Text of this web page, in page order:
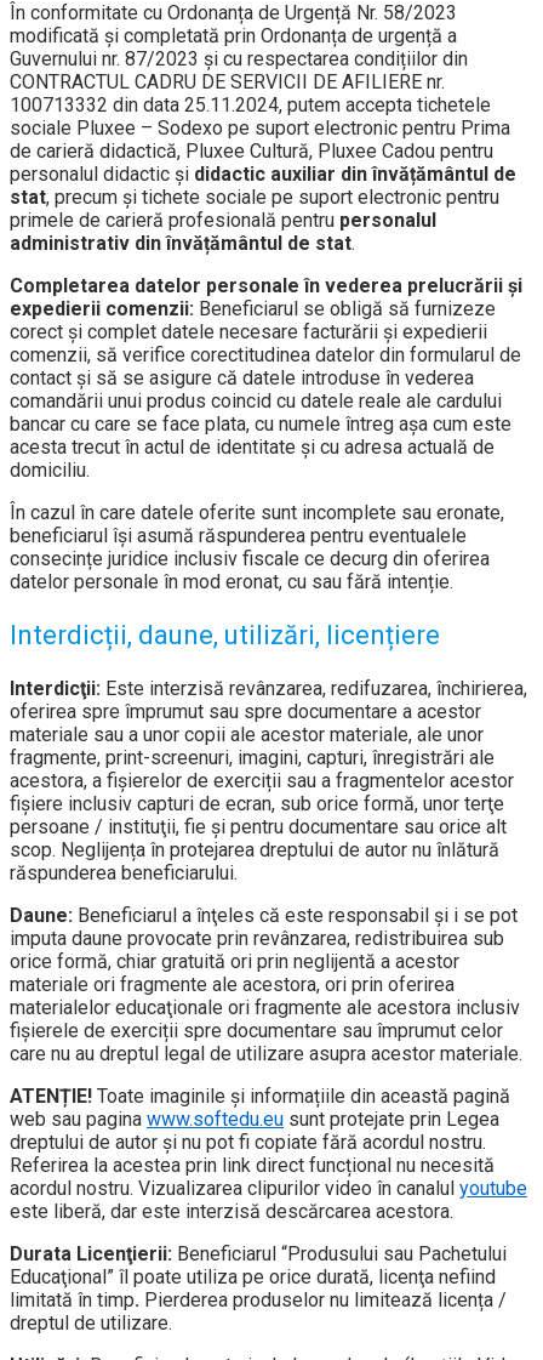
În conformitate cu Ordonanța de Urgență Nr. 58/2023
modificată și completată prin Ordonanța de urgență a
Guvernului nr. 87/2023 și cu respectarea condițiilor din
CONTRACTUL CADRU DE SERVICII DE AFILIERE nr.
100713332 din data 25.11.2024, putem accepta tichetele
sociale Pluxee – Sodexo pe suport electronic pentru Prima
de carieră didactică, Pluxee Cultură, Pluxee Cadou pentru
personalul didactic și didactic auxiliar din învățământul de
stat, precum și tichete sociale pe suport electronic pentru
primele de carieră profesională pentru personalul
administrativ dinînvățământul de stat.
Completarea datelor personale în vederea prelucrării și
expedierii comenzii: Beneficiarul se obligă să furnizeze
corect și complet datele necesare facturării și expedierii
comenzii, să verifice corectitudinea datelor din formularul de
contact și să se asigure că datele introduse în vederea
comandării unui produs coincid cu datele reale ale cardului
bancar cu care se face plata, cu numele întreg așa cum este
acesta trecut în actul de identitate și cu adresa actuală de
domiciliu.
În cazul în care datele oferite sunt incomplete sau eronate,
beneficiarul își asumă răspunderea pentru eventualele
consecințe juridice inclusiv fiscale ce decurg din oferirea
datelor personale în mod eronat, cu sau fără intenție.
Interdicții, daune, utilizări, licențiere
Interdicţii: Este interzisă revânzarea, redifuzarea, închirierea,
oferirea spre împrumut sau spre documentare a acestor
materiale sau a unor copii ale acestor materiale, ale unor
fragmente, print-screenuri, imagini, capturi, înregistrări ale
acestora, a fișierelor de exerciții sau a fragmentelor acestor
fișiere inclusiv capturi de ecran, sub orice formă, unor terţe
persoane / instituţii, fie și pentru documentare sau orice alt
scop. Neglijența în protejarea dreptului de autor nu înlătură
răspunderea beneficiarului.
Daune: Beneficiarul a înţeles că este responsabil şi i se pot
imputa daune provocate prin revânzarea, redistribuirea sub
orice formă, chiar gratuită ori prin neglijentă a acestor
materiale ori fragmente ale acestora, ori prin oferirea
materialelor educaţionale ori fragmente ale acestora inclusiv
fișierele de exerciții spre documentare sau împrumut celor
care nu au dreptul legal de utilizare asupra acestor materiale.
ATENȚIE! Toate imaginile și informațiile din această pagină
web sau pagina www.softedu.eu sunt protejate prin Legea
dreptului de autor și nu pot fi copiate fără acordul nostru.
Referirea la acestea prin link direct funcțional nu necesită
acordul nostru. Vizualizarea clipurilor video în canalul youtube
este liberă, dar este interzisă descărcarea acestora.
Durata Licenţierii: Beneficiarul “Produsului sau Pachetului
Educaţional” îl poate utiliza pe orice durată, licenţa nefiind
limitată în timp. Pierderea produselor nu limitează licența /
dreptul de utilizare.